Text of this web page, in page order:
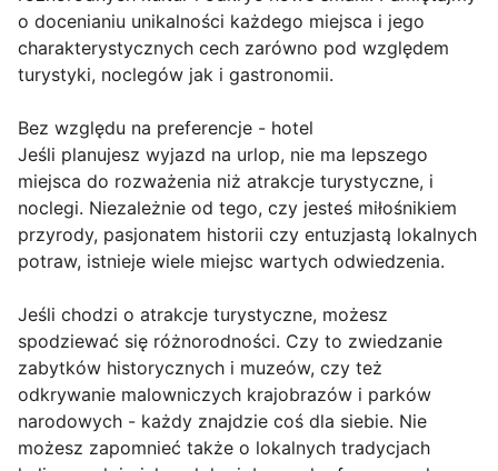
o docenianiu unikalności każdego miejsca i jego
charakterystycznych cech zarówno pod względem
turystyki, noclegów jak i gastronomii.
Bez względu na preferencje - hotel
Jeśli planujesz wyjazd na urlop, nie ma lepszego
miejsca do rozważenia niż atrakcje turystyczne, i
noclegi. Niezależnie od tego, czy jesteś miłośnikiem
przyrody, pasjonatem historii czy entuzjastą lokalnych
potraw, istnieje wiele miejsc wartych odwiedzenia.
Jeśli chodzi o atrakcje turystyczne, możesz
spodziewać się różnorodności. Czy to zwiedzanie
zabytków historycznych i muzeów, czy też
odkrywanie malowniczych krajobrazów i parków
narodowych - każdy znajdzie coś dla siebie. Nie
możesz zapomnieć także o lokalnych tradycjach